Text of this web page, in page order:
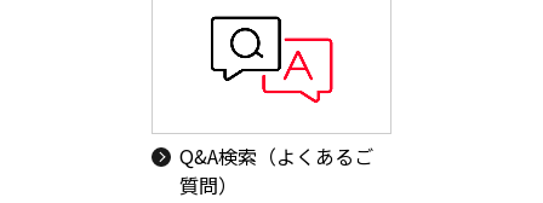
Q&A検索（よくあるご
質問）